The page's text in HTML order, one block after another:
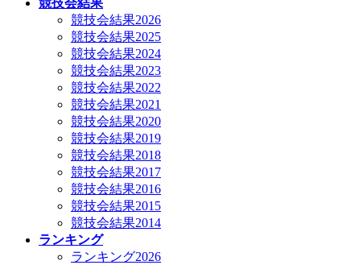
競技会結果
競技会結果2026
競技会結果2025
競技会結果2024
競技会結果2023
競技会結果2022
競技会結果2021
競技会結果2020
競技会結果2019
競技会結果2018
競技会結果2017
競技会結果2016
競技会結果2015
競技会結果2014
ランキング
ランキング2026